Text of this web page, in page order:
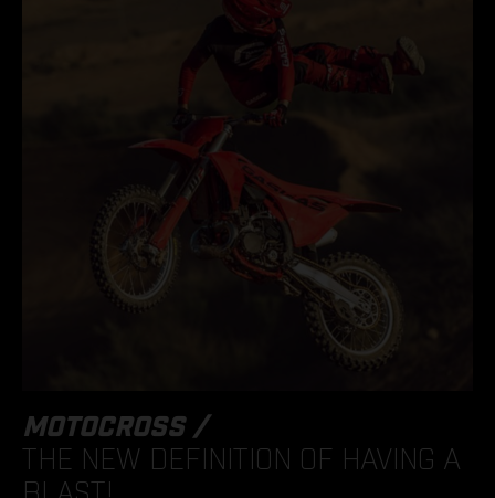
MOTOCROSS /
THE NEW DEFINITION OF HAVING A